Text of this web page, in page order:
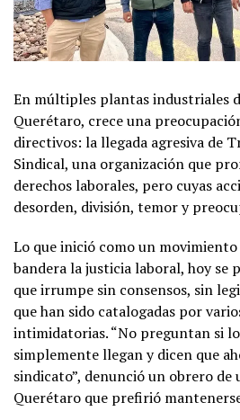
En múltiples plantas industriales
Querétaro, crece una
directivos: la llegada agresiva de
Sindical, una organización que
derechos laborales, pero cuyas
desorden, división, temor y
Lo que inició como un
bandera la justicia laboral, hoy se
que irrumpe sin consensos, sin
que han sido catalogadas por
intimidatorias. “No preguntan si
simplemente llegan y dicen que
sindicato”, denunció un obrero de
Querétaro que prefirió